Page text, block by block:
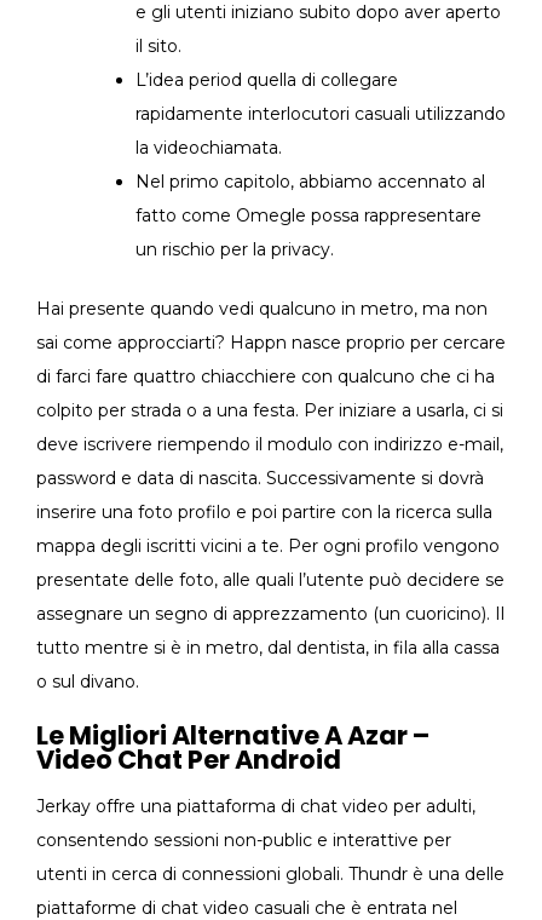
e gli utenti iniziano subito dopo aver aperto
il sito.
L’idea period quella di collegare
rapidamente interlocutori casuali utilizzando
la videochiamata.
Nel primo capitolo, abbiamo accennato al
fatto come Omegle possa rappresentare
un rischio per la privacy.
Hai presente quando vedi qualcuno in metro, ma non
sai come approcciarti? Happn nasce proprio per cercare
di farci fare quattro chiacchiere con qualcuno che ci ha
colpito per strada o a una festa. Per iniziare a usarla, ci si
deve iscrivere riempendo il modulo con indirizzo e-mail,
password e data di nascita. Successivamente si dovrà
inserire una foto profilo e poi partire con la ricerca sulla
mappa degli iscritti vicini a te. Per ogni profilo vengono
presentate delle foto, alle quali l’utente può decidere se
assegnare un segno di apprezzamento (un cuoricino). Il
tutto mentre si è in metro, dal dentista, in fila alla cassa
o sul divano.
Le Migliori Alternative A Azar –
Video Chat Per Android
Jerkay offre una piattaforma di chat video per adulti,
consentendo sessioni non-public e interattive per
utenti in cerca di connessioni globali. Thundr è una delle
piattaforme di chat video casuali che è entrata nel